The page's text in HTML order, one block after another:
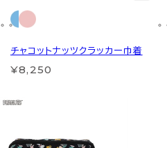
チャコットナッツクラッカー巾着
¥8,250